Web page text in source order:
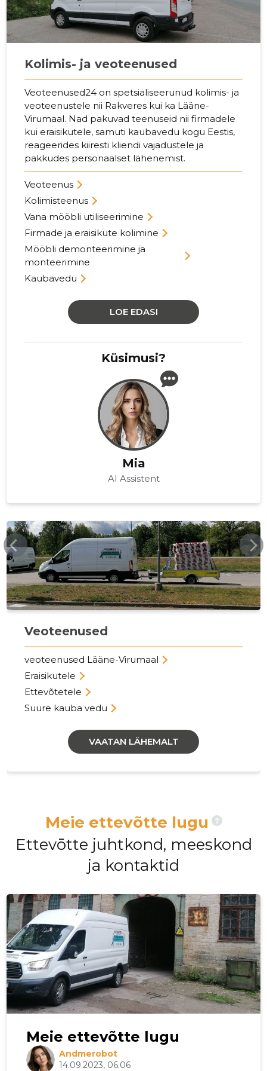
Kolimis- ja veoteenused
Veoteenused24 on spetsialiseerunud kolimis- ja
veoteenustele nii Rakveres kui ka Lääne-
Virumaal. Nad pakuvad teenuseid nii firmadele
kui eraisikutele, samuti kaubavedu kogu Eestis,
reageerides kiiresti kliendi vajadustele ja
pakkudes personaalset lähenemist.
Veoteenus
Kolimisteenus
Vana mööbli utiliseerimine
Firmade ja eraisikute kolimine
Mööbli demonteerimine ja
monteerimine
Kaubavedu
LOE EDASI
Küsimusi?
Mia
AI Assistent
VEOTEENUSED24.EE
Veoteenused
veoteenused Lääne-Virumaal
Eraisikutele
Ettevõtetele
Suure kauba vedu
VAATAN LÄHEMALT
Meie ettevõtte lugu ?
Ettevōtte juhtkond, meeskond
ja kontaktid
Meie ettevõtte lugu
Andmerobot
14.09.2023, 06.06